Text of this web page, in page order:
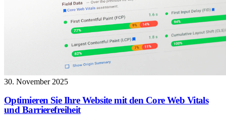
30. November 2025
Optimieren Sie Ihre Website mit den Core Web Vitals
und Barrierefreiheit